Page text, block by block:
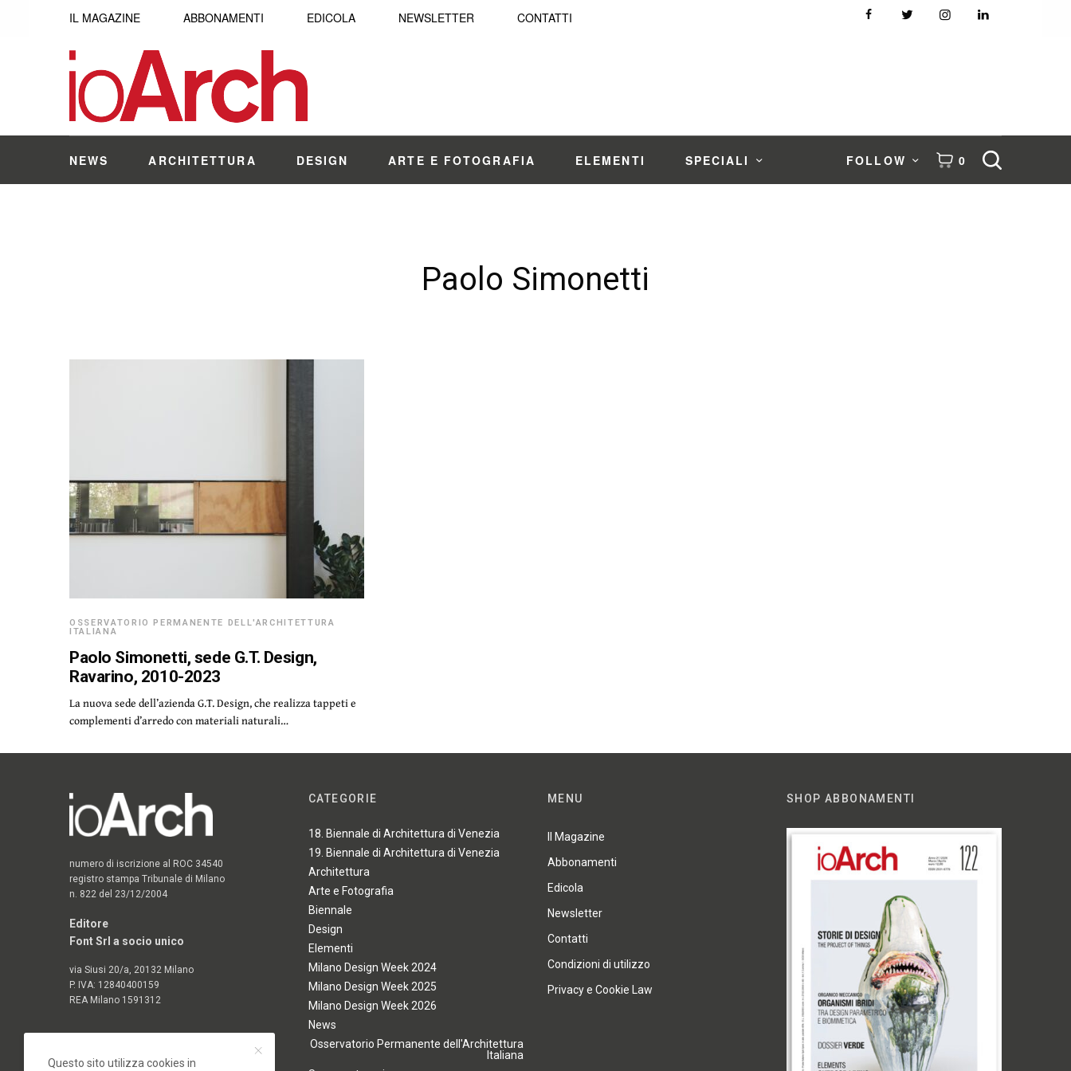
IL MAGAZINE ABBONAMENTI EDICOLA NEWSLETTER CONTATTI
NEWS ARCHITETTURA DESIGN ARTE E FOTOGRAFIA ELEMENTI SPECIALI FOLLOW 0
Paolo Simonetti
OSSERVATORIO PERMANENTE DELL'ARCHITETTURA
ITALIANA
Paolo Simonetti, sede G.T. Design,
Ravarino, 2010-2023
La nuova sede dell’azienda G.T. Design, che realizza tappeti e
complementi d’arredo con materiali naturali…
numero di iscrizione al ROC 34540
registro stampa Tribunale di Milano
n. 822 del 23/12/2004
Editore
Font Srl a socio unico
via Siusi 20/a, 20132 Milano
P. IVA: 12840400159
REA Milano 1591312
CATEGORIE
18. Biennale di Architettura di Venezia
19. Biennale di Architettura di Venezia
Architettura
Arte e Fotografia
Biennale
Design
Elementi
Milano Design Week 2024
Milano Design Week 2025
Milano Design Week 2026
News
Osservatorio Permanente dell'Architettura
Italiana
MENU
Il Magazine
Abbonamenti
Edicola
Newsletter
Contatti
Condizioni di utilizzo
Privacy e Cookie Law
SHOP ABBONAMENTI
Questo sito utilizza cookies in